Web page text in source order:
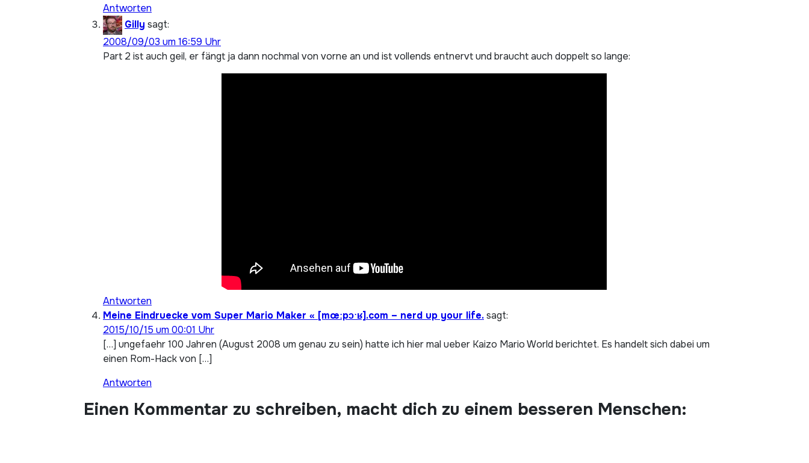
Antworten
Gilly sagt:
2008/09/03 um 16:59 Uhr
Part 2 ist auch geil, er fängt ja dann nochmal von vorne an und ist vollends entnervt und braucht auch doppelt so lange:
Antworten
Meine Eindruecke vom Super Mario Maker « [mœːpɔˑʁ].com – nerd up your life.sagt:
2015/10/15 um 00:01 Uhr
[…] ungefaehr 100 Jahren (August 2008 um genau zu sein) hatte ich hier mal ueber Kaizo Mario World berichtet. Es handelt sich dabei um
einen Rom-Hack von […]
Antworten
Einen Kommentar zu schreiben, macht dich zu einem besseren Menschen: